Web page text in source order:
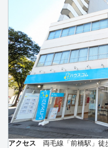
アクセス
両毛線「前橋駅」徒